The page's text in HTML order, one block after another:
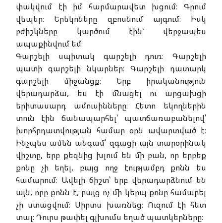
փակվում էի իմ հարմարավետ խցում։ Գրում
վեպեր։ Երեկոները զբոսնում այգում։ Իսկ
բժիշկները կարծում էին՝ վերջապես
ապաքինվում եմ։
Գարշելի սպիտակ գարշելի դուռ։ Գարշելի
պատի գարշելի նկարներ։ Գարշելի դատարկ
գարշելի միջանցք։ Երբ իրականություն
վերադարձա, ես էի մնացել ու արցախցի
երիտասարդ ամուսինները։ Հետո եկողներին
տուն էին ճանապարհել՝ պատճառաբանելով՝
խորհրդատվության համար օրն ավարտված է։
Ինչպես ամեն անգամ՝ զգացի այն տարօրինակ
վիշտը, երբ քեզնից խլում են մի բան, որ երբեք
քոնը չի եղել, բայց ողջ էությամբդ քոնն ես
համարում։ Ավելի ճիշտ՝ երբ վերադարձնում են
այն, որը քոնն է, բայց ոչ մի կերպ քոնը համարել
չի ստացվում։ Սիրտս խառնեց։ Ուզում էի հետ
տալ։ Դուրս թափել գլխումս եղած պատկերները։